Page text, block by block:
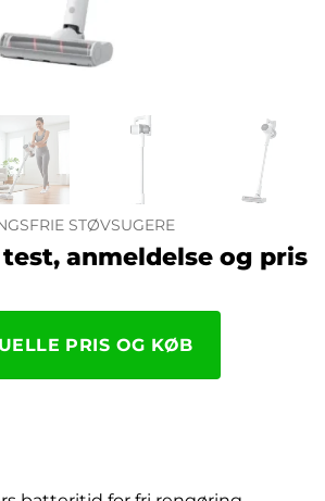
STØVSUGERE
test, anmeldelse og pris
PRIS OG KØB